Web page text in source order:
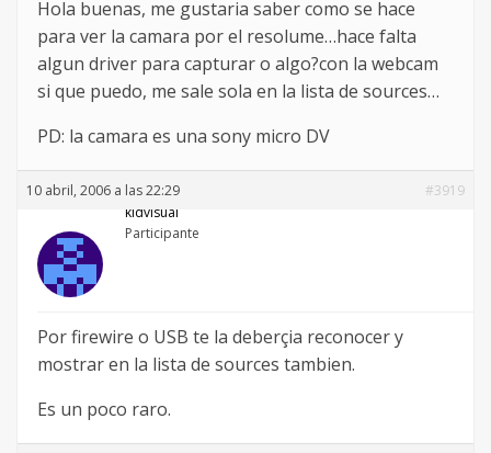
Hola buenas, me gustaria saber como se hace
para ver la camara por el resolume…hace falta
algun driver para capturar o algo?con la webcam
si que puedo, me sale sola en la lista de sources…
PD: la camara es una sony micro DV
10 abril, 2006 a las 22:29
#3919
kidvisual
Participante
Por firewire o USB te la deberçia reconocer y
mostrar en la lista de sources tambien.
Es un poco raro.